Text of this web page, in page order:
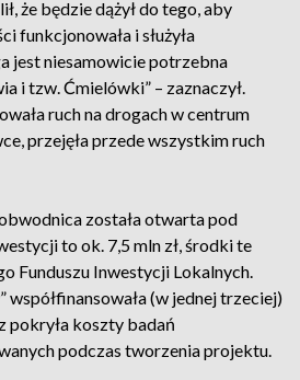
że będzie dążył do tego, aby
funkcjonowała i służyła
jest niesamowicie potrzebna
i tzw. Ćmielówki” – zaznaczył.
ruch na drogach w centrum
przejęła przede wszystkim ruch
została otwarta pod
to ok. 7,5 mln zł, środki te
Funduszu Inwestycji Lokalnych.
współfinansowała (w jednej trzeciej)
koszty badań
podczas tworzenia projektu.